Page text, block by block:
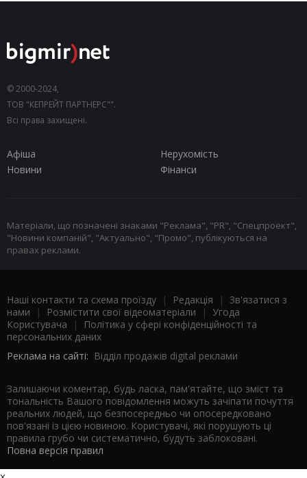
© 2000-2024,
ТОВ "КЕПРЕЙТ ПАРТНЕРС"".
Всі права захищені.
Афіша
Нерухомість
Новини
Фінанси
Матеріали, що позначені знаками "Реклама", "PR", "Спецпроект",
"Новини компаній", "Актуально", "Промо", публікуються на
правах реклами.
Наші контакти та схема проїзду | Редакція | Зв'язатися з
нами | Розмістити свої відеоматеріали | Угода
Користувача |
Політика у сфері конфіденційності та
персональних даних
Реклама на сайті: Відділ продажів digital реклами
Залишаючи коментар, будь ласка, пам'ятайте, що зміст та
тональність Вашого повідомлення можуть зачіпати почуття
реальних людей, що безпосередньо чи опосередковано
пов'язані із цією новиною. Користувачі, які порушують ці
правила грубо чи систематично, будуть заблоковані.
Повна версія правил